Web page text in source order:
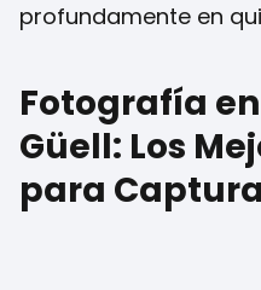
profundamente en
Fotografía
Güell: Los
para